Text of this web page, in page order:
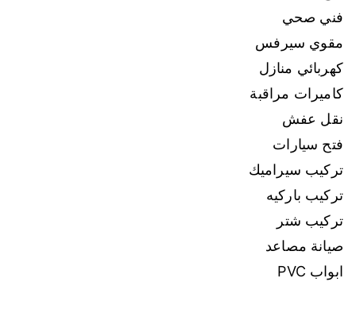
فني صحي
مقوي سيرفس
كهربائي منازل
كاميرات مراقبة
نقل عفش
فتح سيارات
تركيب سيراميك
تركيب باركيه
تركيب شتر
صيانة مصاعد
ابواب PVC